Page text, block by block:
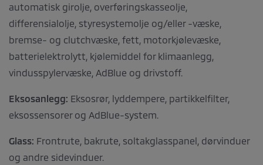
automatisk girolje, overføringskasseolje,
differensialolje, styresystemolje og/eller -væske,
bremse- og clutchvæske, fett, motorkjølevæske,
batterielektrolytt, kjølemiddel for klimaanlegg,
vindusspylervæske, AdBlue og drivstoff.
Eksosanlegg: Eksosrør, lyddempere, partikkelfilter,
eksossensorer og AdBlue-system.
Glass: Frontrute, bakrute, soltakglasspanel, dørvinduer
og andre sidevinduer.